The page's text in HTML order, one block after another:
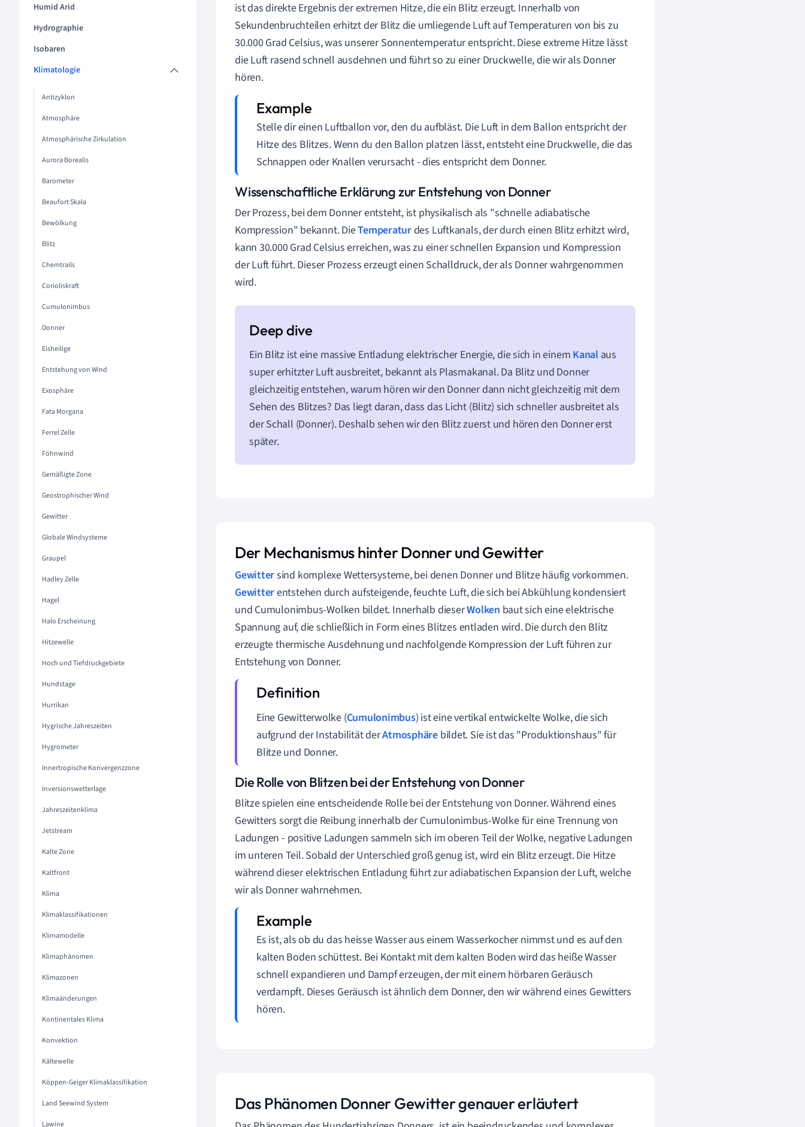
Humid Arid
Hydrographie
Isobaren
Klimatologie
Antizyklon
Atmosphäre
Atmosphärische Zirkulation
Aurora Borealis
Barometer
Beaufort Skala
Bewölkung
Blitz
Chemtrails
Corioliskraft
Cumulonimbus
Donner
Eisheilige
Entstehung von Wind
Exosphäre
Fata Morgana
Ferrel Zelle
Föhnwind
Gemäßigte Zone
Geostrophischer Wind
Gewitter
Globale Windsysteme
Graupel
Hadley Zelle
Hagel
Halo Erscheinung
Hitzewelle
Hoch und Tiefdruckgebiete
Hundstage
Hurrikan
Hygrische Jahreszeiten
Hygrometer
Innertropische Konvergenzzone
Inversionswetterlage
Jahreszeitenklima
Jetstream
Kalte Zone
Kaltfront
Klima
Klimaklassifikationen
Klimamodelle
Klimaphänomen
Klimazonen
Klimaänderungen
Kontinentales Klima
Konvektion
Kältewelle
Köppen-Geiger Klimaklassifikation
Land Seewind System
Lawine
ist das direkte Ergebnis der extremen Hitze, die ein Blitz erzeugt. Innerhalb von
Sekundenbruchteilen erhitzt der Blitz die umliegende Luft auf Temperaturen von bis zu
30.000 Grad Celsius, was unserer Sonnentemperatur entspricht. Diese extreme Hitze lässt
die Luft rasend schnell ausdehnen und führt so zu einer Druckwelle, die wir als Donner
hören.
Stelle dir einen Luftballon vor, den du aufbläst. Die Luft in dem Ballon entspricht der
Hitze des Blitzes. Wenn du den Ballon platzen lässt, entsteht eine Druckwelle, die das
Schnappen oder Knallen verursacht - dies entspricht dem Donner.
Wissenschaftliche Erklärung zur Entstehung von Donner
Der Prozess, bei dem Donner entsteht, ist physikalisch als "schnelle adiabatische
Kompression" bekannt. DieTemperaturdes Luftkanals, der durch einen Blitz erhitzt wird,
kann 30.000 Grad Celsius erreichen, was zu einer schnellen Expansion und Kompression
der Luft führt. Dieser Prozess erzeugt einen Schalldruck, der als Donner wahrgenommen
wird.
Ein Blitz ist eine massive Entladung elektrischer Energie, die sich in einem Kanalaus
super erhitzter Luft ausbreitet, bekannt als Plasmakanal. Da Blitz und Donner
gleichzeitig entstehen, warum hören wir den Donner dann nicht gleichzeitig mit dem
Sehen des Blitzes? Das liegt daran, dass das Licht (Blitz) sich schneller ausbreitet als
der Schall (Donner). Deshalb sehen wir den Blitz zuerst und hören den Donner erst
später.
Der Mechanismus hinter Donner und Gewitter
Gewittersind komplexe Wettersysteme, bei denen Donner und Blitze häufig vorkommen.
Gewitterentstehen durch aufsteigende, feuchte Luft, die sich bei Abkühlung kondensiert
und Cumulonimbus-Wolken bildet. Innerhalb dieserWolken baut sich eine elektrische
Spannung auf, die schließlich in Form eines Blitzes entladen wird. Die durch den Blitz
erzeugte thermische Ausdehnung und nachfolgende Kompression der Luft führen zur
Entstehung von Donner.
Eine Gewitterwolke (Cumulonimbus) ist eine vertikal entwickelte Wolke, die sich
aufgrund der Instabilität derAtmosphäre bildet. Sie ist das "Produktionshaus" für
Blitze und Donner.
Die Rolle von Blitzen bei der Entstehung von Donner
Blitze spielen eine entscheidende Rolle bei der Entstehung von Donner. Während eines
Gewitters sorgt die Reibung innerhalb der Cumulonimbus-Wolke für eine Trennung von
Ladungen - positive Ladungen sammeln sich im oberen Teil der Wolke, negative Ladungen
im unteren Teil. Sobald der Unterschied groß genug ist, wird ein Blitz erzeugt. Die Hitze
während dieser elektrischen Entladung führt zur adiabatischen Expansion der Luft, welche
wir als Donner wahrnehmen.
Es ist, als ob du das heisse Wasser aus einem Wasserkocher nimmst und es auf den
kalten Boden schüttest. Bei Kontakt mit dem kalten Boden wird das heiße Wasser
schnell expandieren und Dampf erzeugen, der mit einem hörbaren Geräusch
verdampft. Dieses Geräusch ist ähnlich dem Donner, den wir während eines Gewitters
hören.
Das Phänomen Donner Gewitter genauer erläutert